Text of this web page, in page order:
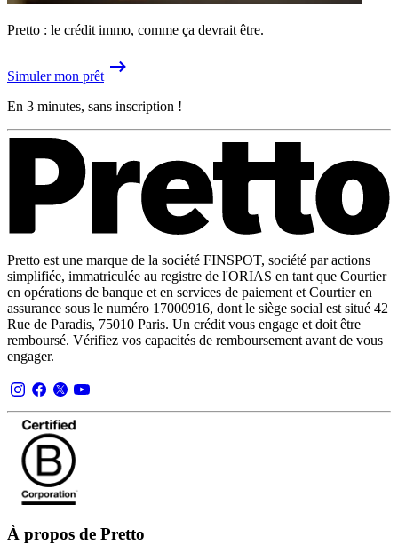
Pretto : le crédit immo, comme ça devrait être.
Simuler mon prêt
En 3 minutes, sans inscription !
Pretto est une marque de la société FINSPOT, société par actions
simplifiée, immatriculée au registre de l'ORIAS en tant que Courtier
en opérations de banque et en services de paiement et Courtier en
assurance sous le numéro 17000916, dont le siège social est situé 42
Rue de Paradis, 75010 Paris. Un crédit vous engage et doit être
remboursé. Vérifiez vos capacités de remboursement avant de vous
engager.
À propos de Pretto